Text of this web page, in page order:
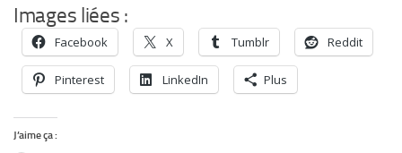
Images liées :
Facebook X Tumblr Reddit
Pinterest LinkedIn Plus
J’aime ça :